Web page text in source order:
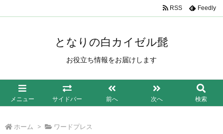
となりの白カイゼル髭
お役立ち情報をお届けします
メニュー サイドバー 前へ 次へ 検索
RSS Feedly
ホーム > ワードプレス